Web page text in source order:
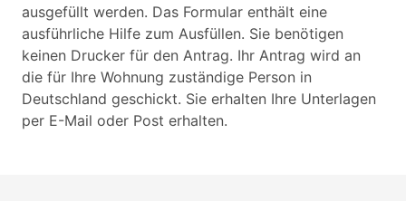
ausgefüllt werden. Das Formular enthält eine
ausführliche Hilfe zum Ausfüllen. Sie benötigen
keinen Drucker für den Antrag. Ihr Antrag wird an
die für Ihre Wohnung zuständige Person in
Deutschland geschickt. Sie erhalten Ihre Unterlagen
per E-Mail oder Post erhalten.